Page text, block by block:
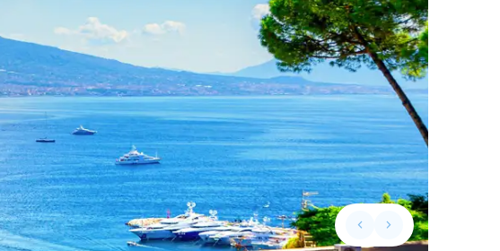
keyboard_arrow_leftPrevious slide
keyboard_arrow_rightNext slide